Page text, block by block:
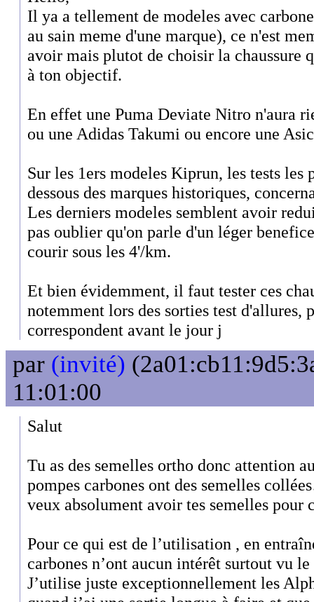
Il ya a tellement de modeles avec
au sain meme d'une marque), ce n'est
avoir mais plutot de choisir la chaussure
à ton objectif.
En effet une Puma Deviate Nitro n'aura
ou une Adidas Takumi ou encore une
Sur les 1ers modeles Kiprun, les tests les
dessous des marques historiques,
Les derniers modeles semblent avoir
pas oublier qu'on parle d'un léger
courir sous les 4'/km.
Et bien évidemment, il faut tester ces
notemment lors des sorties test d'allures,
correspondent avant le jour j
par (invité)
11:01:00
Salut
Tu as des semelles ortho donc attention
pompes carbones ont des semelles
veux absolument avoir tes semelles pour
Pour ce qui est de l’utilisation , en
carbones n’ont aucun intérêt surtout vu
J’utilise juste exceptionnellement les